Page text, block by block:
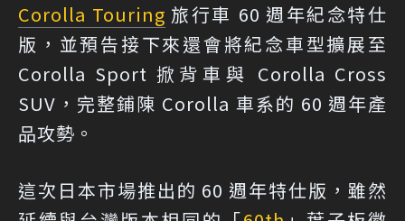
Corolla Touring 旅行車 60 週年紀念特仕
版，並預告接下來還會將紀念車型擴展至
Corolla Sport 掀背車與 Corolla Cross
SUV，完整鋪陳 Corolla 車系的 60 週年產
品攻勢。
這次日本市場推出的 60 週年特仕版，雖然